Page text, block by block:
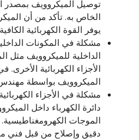
توصيل الميكروويف بمصدر
الخاص به. تأكد من أن
يوفر القوة الكهربائية
مشكلة في المكونات
الداخلية للميكروويف مثل
الأجزاء الكهربائية
الميكروويف بواسطة
مشكلة في الأجزاء
دائرة الكهرباء داخل
الموجات
دقيق وإصلاح من قبل فني